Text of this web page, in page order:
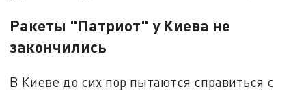
Ракеты "Патриот" у Киева не
закончились
В Киеве до сих пор пытаются справиться с